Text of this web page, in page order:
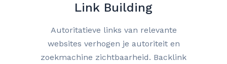
Link Building
Autoritatieve links van relevante
websites verhogen je autoriteit en
zoekmachine zichtbaarheid. Backlink